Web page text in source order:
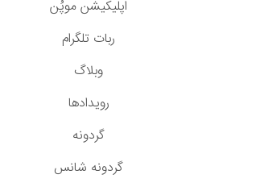
اپلیکیشن موپُن
ربات تلگرام
وبلاگ
رویدادها
گردونه
گردونه شانس